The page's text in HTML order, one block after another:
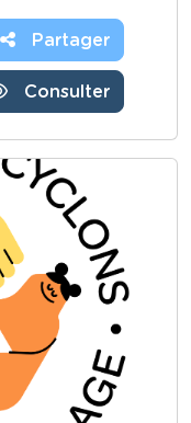
Partager
Consulter